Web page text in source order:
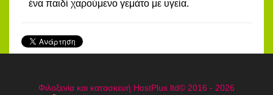
ένα παιδί χαρούμενο γεμάτο με υγεία.
Φιλοξενία και κατασκευή HostPlus ltd© 2016 - 2026